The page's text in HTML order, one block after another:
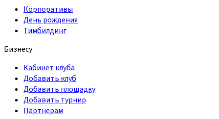
Корпоративы
День рождения
Тимбилдинг
Бизнесу
Кабинет клуба
Добавить клуб
Добавить площадку
Добавить турнир
Партнёрам